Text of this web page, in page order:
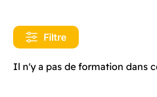
Filtre
Il n'y a pas de formation dans